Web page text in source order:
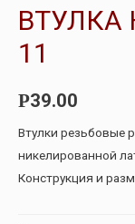
ВТУЛКА
11
Р39.00
Втулки резьбовые
никелированной
Конструкция и